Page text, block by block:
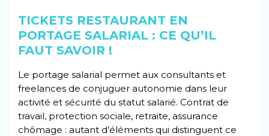
TICKETS RESTAURANT EN
PORTAGE SALARIAL : CE QU’IL
FAUT SAVOIR !
Le portage salarial permet aux consultants et
freelances de conjuguer autonomie dans leur
activité et sécurité du statut salarié. Contrat de
travail, protection sociale, retraite, assurance
chômage : autant d’éléments qui distinguent ce